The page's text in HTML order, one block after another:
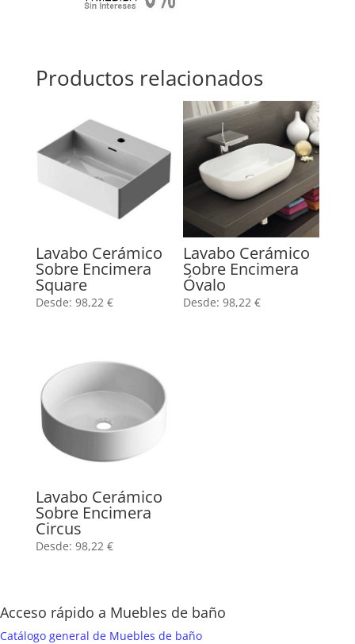
Productos relacionados
Lavabo Cerámico
Sobre Encimera
Square
Desde: 98,22 €
Lavabo Cerámico
Sobre Encimera
Óvalo
Desde:98,22€
Lavabo Cerámico
Sobre Encimera
Circus
Desde: 98,22 €
Acceso rápido a Muebles de baño
Catálogo general de Muebles de baño